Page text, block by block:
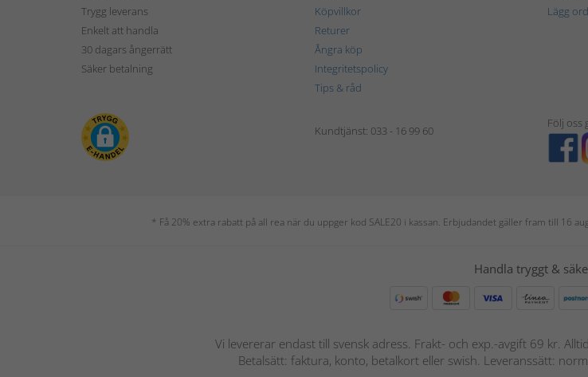
Trygg leverans
Enkelt att handla
30 dagars ångerrätt
Säker betalning
Köpvillkor
Returer
Ångra köp
Integritetspolicy
Tips & råd
Lägg
Kundtjänst: 033 - 16 99 60
Följ oss
* Få 20% extra rabatt på all rea när du uppger kod SALE20 i kassan. Erbjudandet gäller fram till 16
Handla tryggt &
Vi levererar endast till svensk adress. Frakt- och exp.-avgift 69 kr.
Betalsätt: faktura, konto, betalkort eller swish. Leveranssätt: